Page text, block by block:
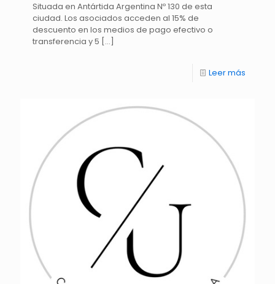
Situada en Antártida Argentina Nº 130 de esta
ciudad. Los asociados acceden al 15% de
descuento en los medios de pago efectivo o
transferencia y 5 […]
Leer más